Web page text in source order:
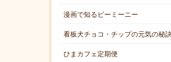
漫画で知るビーミーニー
看板犬チョコ・チップの元気の秘
ひまカフェ定期便